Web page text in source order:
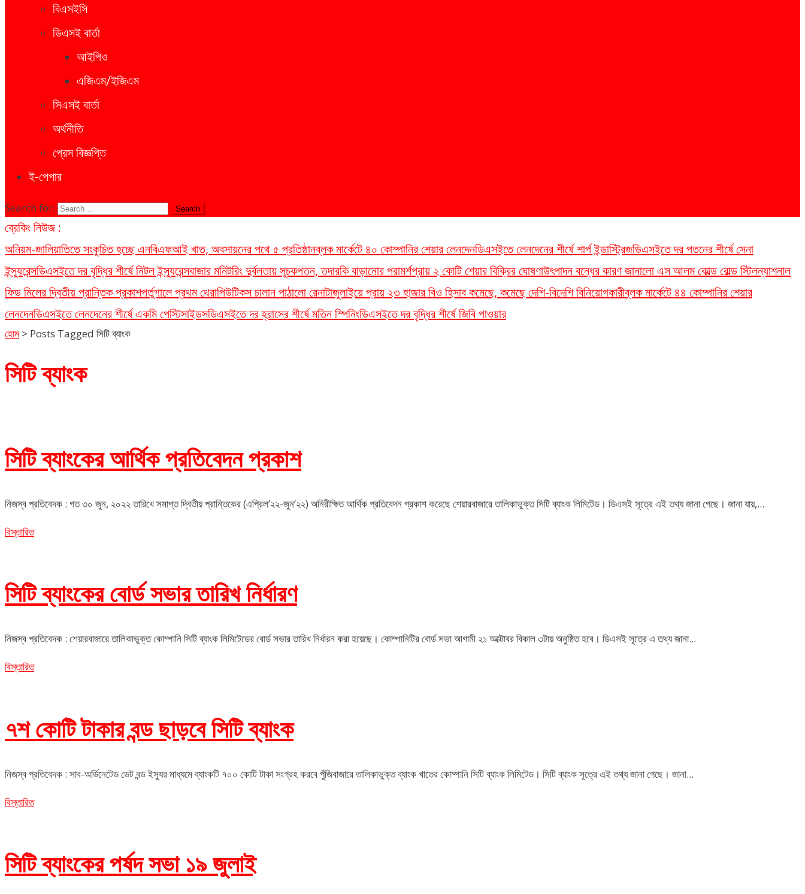
বিএসইসি
ডিএসই বার্তা
আইপিও
এজিএম/ইজিএম
সিএসই বার্তা
অর্থনীতি
প্রেস বিজ্ঞপ্তি
ই-পেপার
Search for:
ব্রেকিং নিউজ :
অনিয়ম-জালিয়াতিতে সংকুচিত হচ্ছে এনবিএফআই খাত, অবসায়নের পথে ৫ প্রতিষ্ঠানব্লক মার্কেটে ৪০ কোম্পানির শেয়ার লেনদেনডিএসইতে লেনদেনের শীর্ষে শার্প ইন্ডাস্ট্রিজডিএসইতে দর পতনের শীর্ষে সেনা
ইন্স্যুরেন্সডিএসইতে দর বৃদ্ধির শীর্ষে নিটল ইন্স্যুরেন্সবাজার মনিটরিং দুর্বলতায় সূচকপতন, তদারকি বাড়ানোর পরামর্শপ্রায় ২ কোটি শেয়ার বিক্রির ঘোষণাউৎপাদন বন্ধের কারণ জানালো এস আলম কোল্ড রোল্ড স্টিলন্যাশনাল
ফিড মিলের দ্বিতীয় প্রান্তিক প্রকাশপর্তুগালে প্রথম থেরাপিউটিকস চালান পাঠালো রেনাটাজুলাইয়ে প্রায় ২৩ হাজার বিও হিসাব কমেছে, কমেছে দেশি-বিদেশি বিনিয়োগকারীব্লক মার্কেটে ৪৪ কোম্পানির শেয়ার
লেনদেনডিএসইতে লেনদেনের শীর্ষে একমি পেস্টিসাইডসডিএসইতে দর হ্রাসের শীর্ষে মতিন স্পিনিংডিএসইতে দর বৃদ্ধির শীর্ষে জিবি পাওয়ার
হোম > Posts Tagged সিটি ব্যাংক
সিটি ব্যাংক
সিটি ব্যাংকের আর্থিক প্রতিবেদন প্রকাশ
নিজস্ব প্রতিবেদক : গত ৩০ জুন, ২০২২ তারিখে সমাপ্ত দ্বিতীয় প্রান্তিকের (এপ্রিল’২২-জুন’২২) অনিরীক্ষিত আর্থিক প্রতিবেদন প্রকাশ করেছে শেয়ারবাজারে তালিকাভুক্ত সিটি ব্যাংক লিমিটেড। ডিএসই সূত্রে এই তথ্য জানা গেছে। জানা যায়,...
বিস্তারিত
সিটি ব্যাংকের বোর্ড সভার তারিখ নির্ধারণ
নিজস্ব প্রতিবেদক : শেয়ারবাজারে তালিকাভুক্ত কোম্পানি সিটি ব্যাংক লিমিটেডের বোর্ড সভার তারিখ নির্ধারন করা হয়েছে। কোম্পানিটির বোর্ড সভা আগামী ২১ অক্টোবর বিকাল ৩টায় অনুষ্ঠিত হবে। ডিএসই সূত্রে এ তথ্য জানা...
বিস্তারিত
৭শ কোটি টাকার বন্ড ছাড়বে সিটি ব্যাংক
নিজস্ব প্রতিবেদক : সাব-অর্ডিনেটেড ডেট বন্ড ইস্যুর মাধ্যমে ব্যাংকটি ৭০০ কোটি টাকা সংগ্রহ করবে পুঁজিবাজারে তালিকাভুক্ত ব্যাংক খাতের কোম্পানি সিটি ব্যাংক লিমিটেড। সিটি ব্যাংক সূত্রে এই তথ্য জানা গেছে। জানা...
বিস্তারিত
সিটি ব্যাংকের পর্ষদ সভা ১৯ জুলাই